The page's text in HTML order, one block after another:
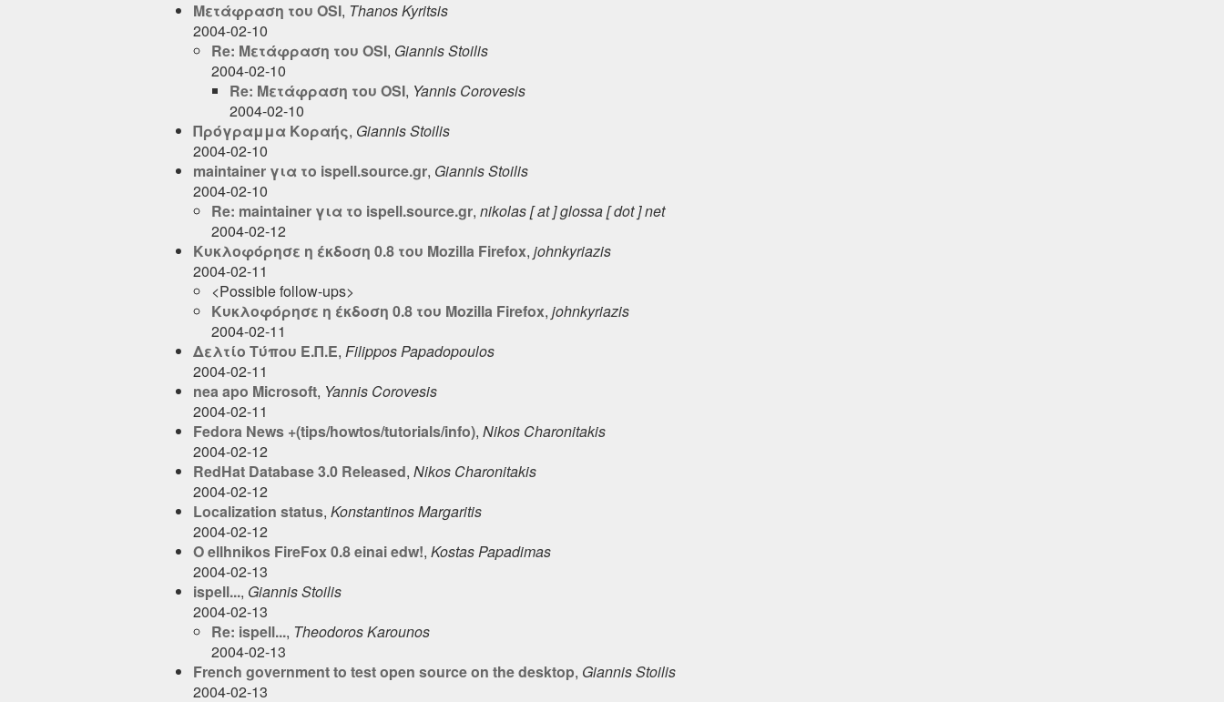
Μετάφραση του OSI, Thanos Kyritsis
2004-02-10
Re: Μετάφραση του OSI, Giannis Stoilis
2004-02-10
Re: Μετάφραση του OSI, Yannis Corovesis
2004-02-10
Πρόγραμμα Κοραής, Giannis Stoilis
2004-02-10
maintainer για το ispell.source.gr, Giannis Stoilis
2004-02-10
Re: maintainer για το ispell.source.gr, nikolas [ at ] glossa [ dot ] net
2004-02-12
Κυκλοφόρησε η έκδοση 0.8 του Mozilla Firefox, johnkyriazis
2004-02-11
<Possible follow-ups>
Κυκλοφόρησε η έκδοση 0.8 του Mozilla Firefox, johnkyriazis
2004-02-11
Δελτίο Τύπου Ε.Π.Ε, Filippos Papadopoulos
2004-02-11
nea apo Microsoft, Yannis Corovesis
2004-02-11
Fedora News +(tips/howtos/tutorials/info), Nikos Charonitakis
2004-02-12
RedHat Database 3.0 Released, Nikos Charonitakis
2004-02-12
Localization status, Konstantinos Margaritis
2004-02-12
O ellhnikos FireFox 0.8 einai edw!, Kostas Papadimas
2004-02-13
ispell..., Giannis Stoilis
2004-02-13
Re: ispell..., Theodoros Karounos
2004-02-13
French government to test open source on the desktop, Giannis Stoilis
2004-02-13